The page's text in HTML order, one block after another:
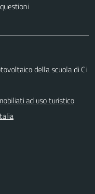
della scuola di Ci
ad uso turistico